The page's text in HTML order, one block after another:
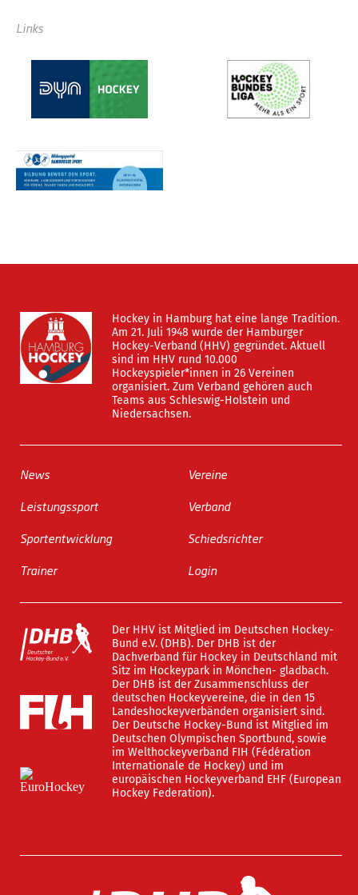
Links
Hockey in Hamburg hat eine lange Tradition.
Am 21. Juli 1948 wurde der Hamburger
Hockey-Verband (HHV) gegründet. Aktuell
sind im HHV rund 10.000
Hockeyspieler*innen in 26 Vereinen
organisiert. Zum Verband gehören auch
Teams aus Schleswig-Holstein und
Niedersachsen.
News
Leistungssport
Sportentwicklung
Trainer
Vereine
Verband
Schiedsrichter
Login
Der HHV ist Mitglied im Deutschen Hockey-
Bund e.V. (DHB). Der DHB ist der
Dachverband für Hockey in Deutschland mit
Sitz im Hockeypark in Mönchen- gladbach.
Der DHB ist der Zusammenschluss der
deutschen Hockeyvereine, die in den 15
Landeshockeyverbänden organisiert sind.
Der Deutsche Hockey-Bund ist Mitglied im
Deutschen Olympischen Sportbund, sowie
im Welthockeyverband FIH (Fédération
Internationale de Hockey) und im
europäischen Hockeyverband EHF (European
Hockey Federation).